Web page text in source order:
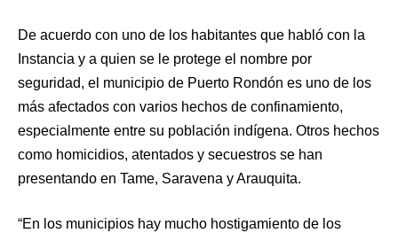
De acuerdo con uno de los habitantes que habló con la
Instancia y a quien se le protege el nombre por
seguridad, el municipio de Puerto Rondón es uno de los
más afectados con varios hechos de confinamiento,
especialmente entre su población indígena. Otros hechos
como homicidios, atentados y secuestros se han
presentando en Tame, Saravena y Arauquita.
“En los municipios hay mucho hostigamiento de los